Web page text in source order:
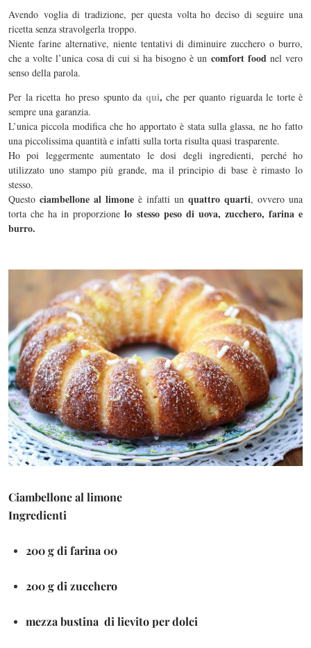
Avendo voglia di tradizione, per questa volta ho deciso di seguire una
ricetta senza stravolgerla troppo.
Niente farine alternative, niente tentativi di diminuire zucchero o burro,
che a volte l’unica cosa di cui si ha bisogno è un comfort foodnel vero
senso della parola.
Per la ricetta ho preso spunto da qui, che per quanto riguarda le torte è
sempre una garanzia.
L’unica piccola modifica che ho apportato è stata sulla glassa, ne ho fatto
una piccolissima quantità e infatti sulla torta risulta quasi trasparente.
Ho poi leggermente aumentato le dosi degli ingredienti, perché ho
utilizzato uno stampo più grande, ma il principio di base è rimasto lo
stesso.
Questo ciambellone al limone è infatti un quattro quarti, ovvero una
torta che ha in proporzionelo stesso peso di uova, zucchero, farina e
burro.
Ciambellone al limone
Ingredienti
200 g di farina 00
200 g di zucchero
mezza bustina di lievito per dolci